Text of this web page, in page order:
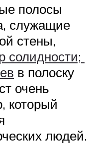
полосы
служащие
стены,
солидности;
в полоску
очень
который
людей.